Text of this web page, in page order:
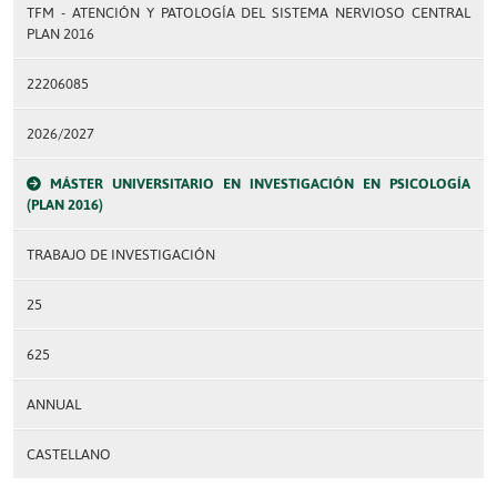
TFM - ATENCIÓN Y PATOLOGÍA DEL SISTEMA NERVIOSO CENTRAL
PLAN 2016
22206085
2026/2027
MÁSTER UNIVERSITARIO EN INVESTIGACIÓN EN PSICOLOGÍA
(PLAN 2016)
TRABAJO DE INVESTIGACIÓN
25
625
ANNUAL
CASTELLANO